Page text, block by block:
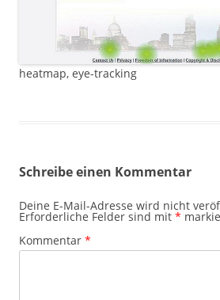
heatmap, eye-tracking
Schreibe einen Kommentar
Deine E-Mail-Adresse wird nicht
Erforderliche Felder sind mit *
Kommentar *